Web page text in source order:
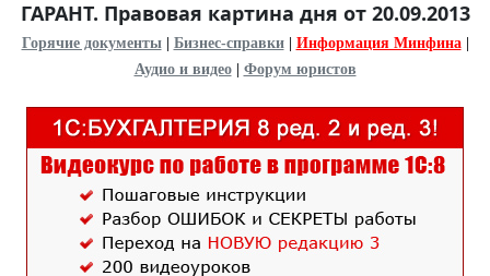
ГАРАНТ. Правовая картина дня от 20.09.2013
Горячие документы| Бизнес-справки| Информация Минфина|
Аудио и видео| Форум юристов